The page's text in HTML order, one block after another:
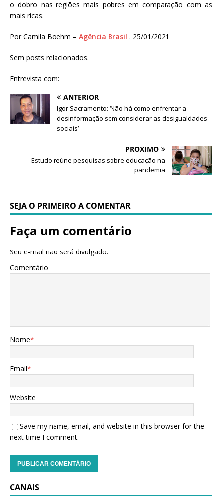
o dobro nas regiões mais pobres em comparação com as
mais ricas.
Por Camila Boehm – Agência Brasil . 25/01/2021
Sem posts relacionados.
Entrevista com:
ANTERIOR
Igor Sacramento: ‘Não há como enfrentar a
desinformação sem considerar as desigualdades
sociais’
PRÓXIMO
Estudo reúne pesquisas sobre educação na
pandemia
SEJA O PRIMEIRO A COMENTAR
Faça um comentário
Seu e-mail não será divulgado.
Comentário
Nome*
Email*
Website
Save my name, email, and website in this browser for the
next time I comment.
CANAIS